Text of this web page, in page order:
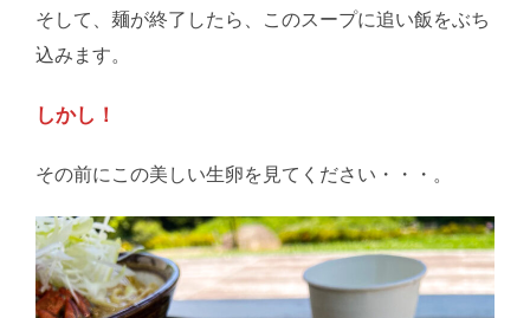
そして、麺が終了したら、このスープに追い飯をぶち
込みます。
しかし！
その前にこの美しい生卵を見てください・・・。